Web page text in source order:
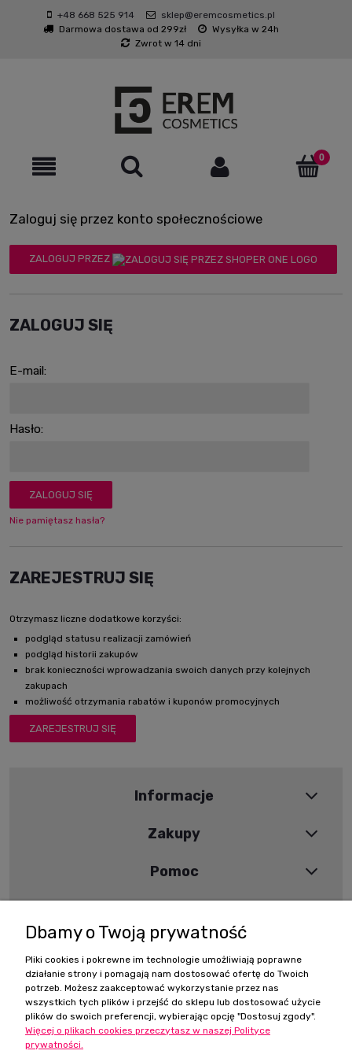
+48 668 525 914
sklep@eremcosmetics.pl
Darmowa dostawa od 299zł
Wysyłka w 24h
Zwrot w 14 dni
Zaloguj się przez konto społecznościowe
ZALOGUJ PRZEZ
ZALOGUJ SIĘ
E-mail:
Hasło:
ZALOGUJ SIĘ
Nie pamiętasz hasła?
ZAREJESTRUJ SIĘ
Otrzymasz liczne dodatkowe korzyści:
podgląd statusu realizacji zamówień
podgląd historii zakupów
brak konieczności wprowadzania swoich danych przy kolejnych
zakupach
możliwość otrzymania rabatów i kuponów promocyjnych
ZAREJESTRUJ SIĘ
Informacje
Zakupy
Pomoc
Szybki kontakt
Zamówienia:
+48 668 525 914
+48 502 780 962
Dbamy o Twoją prywatność
Pliki cookies i pokrewne im technologie umożliwiają poprawne
działanie strony i pomagają nam dostosować ofertę do Twoich
potrzeb. Możesz zaakceptować wykorzystanie przez nas
wszystkich tych plików i przejść do sklepu lub dostosować użycie
plików do swoich preferencji, wybierając opcję "Dostosuj zgody".
Więcej o plikach cookies przeczytasz w naszej Polityce
prywatności.